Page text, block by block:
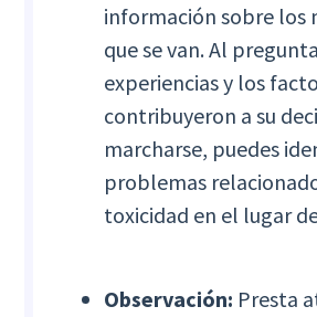
información sobre los
que se van. Al
experiencias y los
contribuyeron a su
marcharse, puedes
problemas
toxicidad en el lugar
Observación: Presta